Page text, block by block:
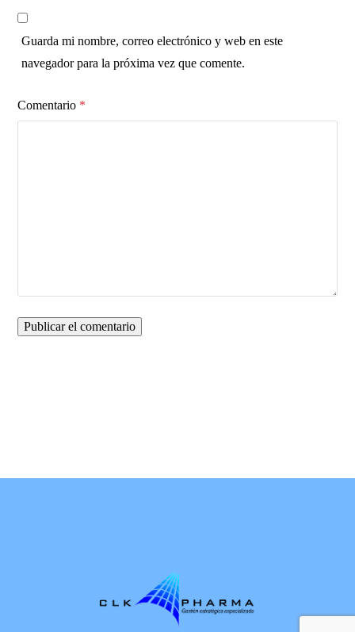
Guarda mi nombre, correo electrónico y web en este
navegador para la próxima vez que comente.
Comentario *